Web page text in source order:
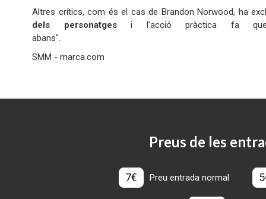
Altres crítics, com és el cas de Brandon Norwood, ha
dels personatgesi l'acció pràctica fa que
SMM - marca.com
Preus de les
7€ Preu entrada normal